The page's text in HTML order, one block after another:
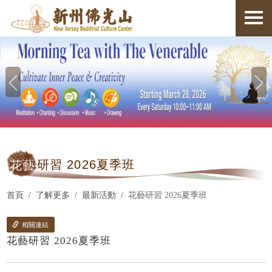
花藝研習 2026夏季班
首頁 了解更多 最新活動 花藝研習 2026夏季班
相關連結
花藝研習 2026夏季班